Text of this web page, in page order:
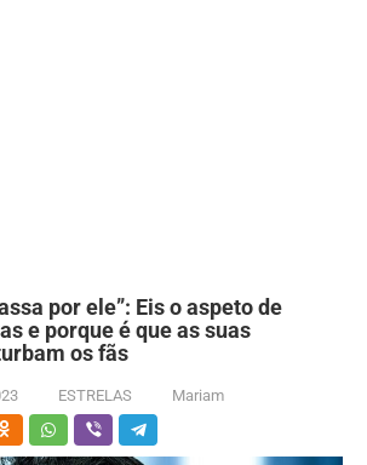
por ele”: Eis o aspeto de
e porque é que as suas
os fãs
ESTRELAS Mariam